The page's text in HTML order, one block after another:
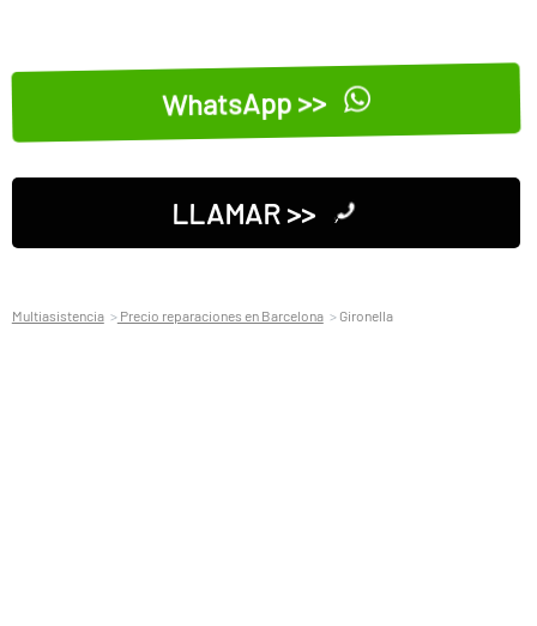
WhatsApp >>
LLAMAR >>
Multiasistencia Precio reparaciones en Barcelona Gironella